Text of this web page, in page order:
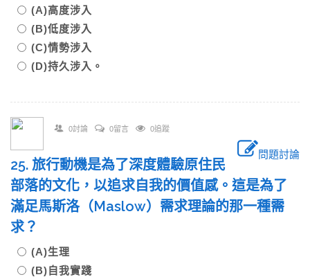
(A)高度涉入
(B)低度涉入
(C)情勢涉入
(D)持久涉入。
0討論 0留言 0追蹤
問題討論
25. 旅行動機是為了深度體驗原住民
部落的文化，以追求自我的價值感。這是為了
滿足馬斯洛（Maslow）需求理論的那一種需
求？
(A)生理
(B)自我實踐